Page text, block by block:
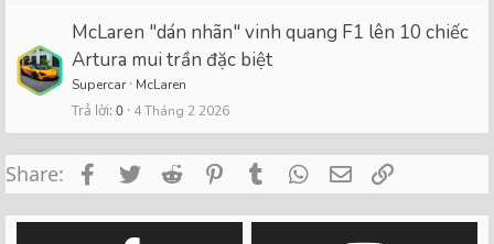
McLaren "dán nhãn" vinh quang F1 lên 10 chiếc
Artura mui trần đặc biệt
Supercar McLaren
Trả lời 0 4 Tháng 2 2026
Share: FacebookTwitterReddit PinterestTumblrWhatsApp
Email